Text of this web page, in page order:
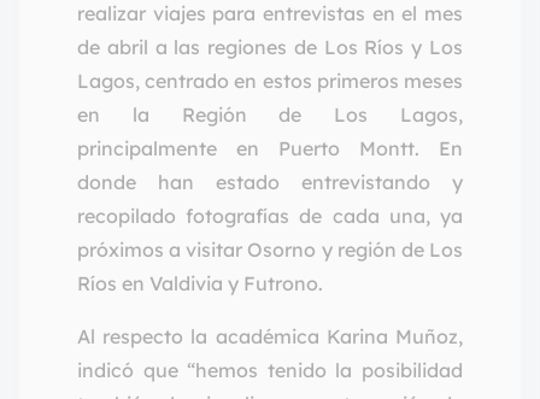
realizar viajes para entrevistas en el mes
de abril a las regiones de Los Ríos y Los
Lagos, centrado en estos primeros meses
en la Región de Los Lagos,
principalmente en Puerto Montt. En
donde han estado entrevistando y
recopilado fotografías de cada una, ya
próximos a visitar Osorno y región de Los
Ríos en Valdivia y Futrono.
Al respecto la académica Karina Muñoz,
indicó que “hemos tenido la posibilidad